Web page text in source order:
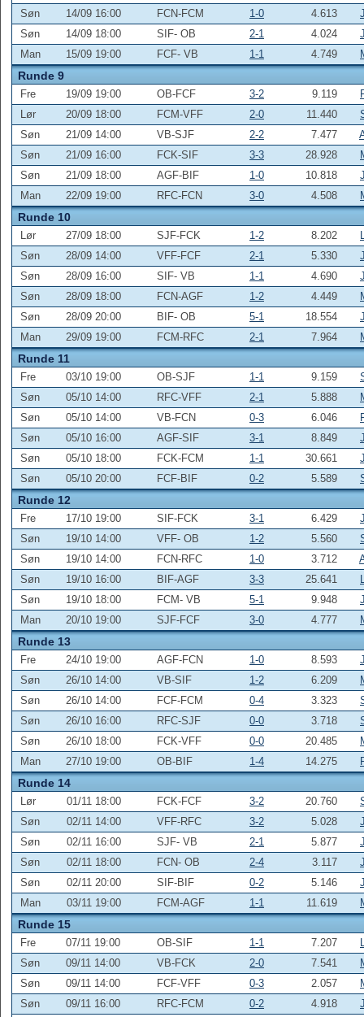
Søn
14/09 16:00 FCN-FCM 1-0 4.613
Søn
14/09 18:00 SIF- OB 2-1 4.024
Man
15/09 19:00 FCF- VB 1-1 4.749
Runde 9
Fre 19/09 19:00 OB-FCF 3-2 9.119
Lør
20/09 18:00 FCM-VFF 2-0 11.440
Søn
21/09 14:00 VB-SJF 2-2 7.477
Søn
21/09 16:00 FCK-SIF 3-3 28.928
Søn
21/09 18:00 AGF-BIF 1-0 10.818
Man
22/09 19:00 RFC-FCN 3-0 4.508
Runde 10
Lør 27/09 18:00 SJF-FCK 1-2 8.202
Søn
28/09 14:00 VFF-FCF 2-1 5.330
Søn
28/09 16:00 SIF- VB 1-1 4.690
Søn
28/09 18:00 FCN-AGF 1-2 4.449
Søn
28/09 20:00 BIF- OB 5-1 18.554
Man
29/09 19:00 FCM-RFC 2-1 7.964
Runde 11
Fre 03/10 19:00 OB-SJF 1-1 9.159
Søn
05/10 14:00 RFC-VFF 2-1 5.888
Søn
05/10 14:00 VB-FCN 0-3 6.046
Søn
05/10 16:00 AGF-SIF 3-1 8.849
Søn
05/10 18:00 FCK-FCM 1-1 30.661
Søn
05/10 20:00 FCF-BIF 0-2 5.589
Runde 12
Fre 17/10 19:00 SIF-FCK 3-1 6.429
Søn
19/10 14:00 VFF- OB 1-2 5.560
Søn
19/10 14:00 FCN-RFC 1-0 3.712
Søn
19/10 16:00 BIF-AGF 3-3 25.641
Søn
19/10 18:00 FCM- VB 5-1 9.948
Man
20/10 19:00 SJF-FCF 3-0 4.777
Runde 13
Fre 24/10 19:00 AGF-FCN 1-0 8.593
Søn
26/10 14:00 VB-SIF 1-2 6.209
Søn
26/10 14:00 FCF-FCM 0-4 3.323
Søn
26/10 16:00 RFC-SJF 0-0 3.718
Søn
26/10 18:00 FCK-VFF 0-0 20.485
Man
27/10 19:00 OB-BIF 1-4 14.275
Runde 14
Lør 01/11 18:00 FCK-FCF 3-2 20.760
Søn
02/11 14:00 VFF-RFC 3-2 5.028
Søn
02/11 16:00 SJF- VB 2-1 5.877
Søn
02/11 18:00 FCN- OB 2-4 3.117
Søn
02/11 20:00 SIF-BIF 0-2 5.146
Man
03/11 19:00 FCM-AGF 1-1 11.619
Runde 15
Fre 07/11 19:00 OB-SIF 1-1 7.207
Søn
09/11 14:00 VB-FCK 2-0 7.541
Søn
09/11 14:00 FCF-VFF 0-3 2.057
Søn
09/11 16:00 RFC-FCM 0-2 4.918